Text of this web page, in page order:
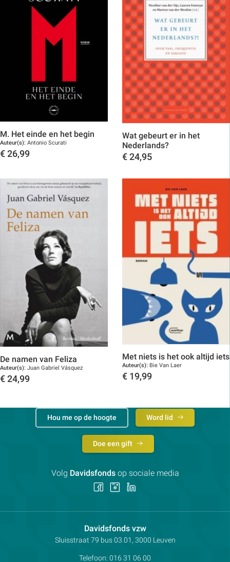
M. Het einde en het begin
Auteur(s): Antonio Scurati
€ 26,99
Wat gebeurt er in het
Nederlands?
€ 24,95
De namen van Feliza
Auteur(s): Juan Gabriel Vásquez
€ 24,99
Met niets is het ook altijd iets
Auteur(s): Bie Van Laer
€ 19,99
Davidsfonds vzwContactpersoon:
Adres:
Sluisstraat 79 bus 03.01, 3000 Leuven
Telefoon: 016 31 06 00
Hou me op de hoogte Word lid
Doe een gift
Volg Davidsfondsop sociale media
Volg Volg